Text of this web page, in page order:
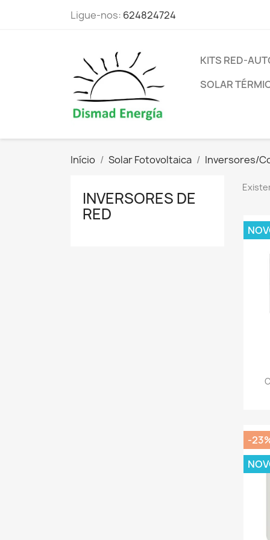
Ligue-nos: 624824724
KITS RED-
SOLAR
Início Solar Fotovoltaica Inversores/
INVERSORES DE
RED
-